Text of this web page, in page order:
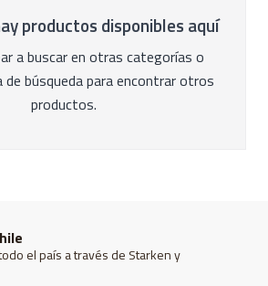
productos disponibles aquí
a buscar en otras categorías o
de búsqueda para encontrar otros
productos.
el país a través de Starken y